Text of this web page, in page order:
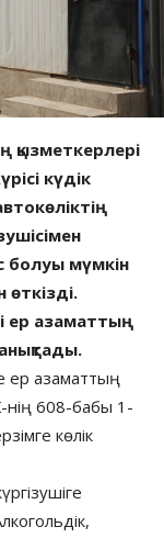
қызметкерлері
күдік
болуы мүмкін
ер азаматтың
ер азаматтың
нің 608-бабы 1-
көлік